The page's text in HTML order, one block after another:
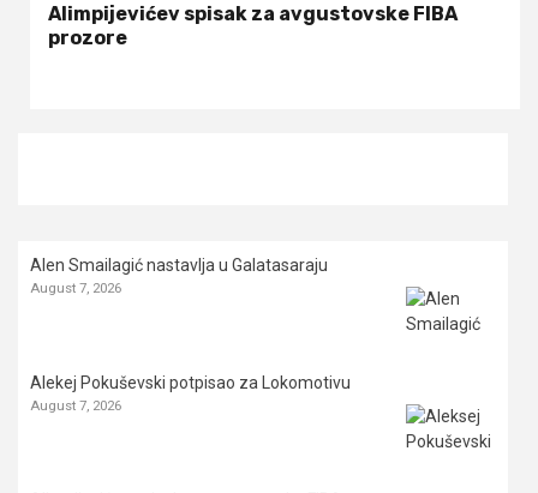
Alimpijevićev spisak za avgustovske FIBA
prozore
Alen Smailagić nastavlja u Galatasaraju
August 7, 2026
Alekej Pokuševski potpisao za Lokomotivu
August 7, 2026